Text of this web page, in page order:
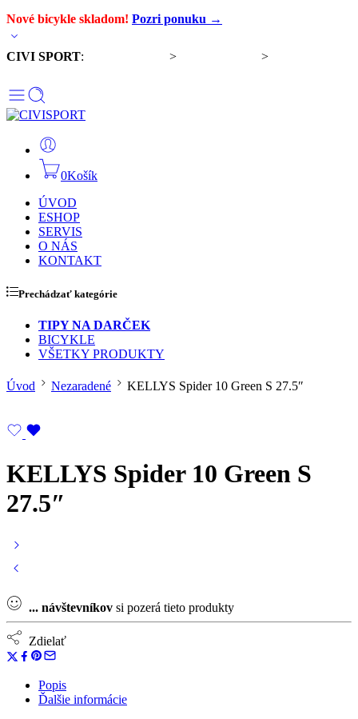
Nové bicykle skladom! Pozri ponuku →
CIVI SPORT: > >
0Košík
ÚVOD
ESHOP
SERVIS
O NÁS
KONTAKT
Prechádzať kategórie
TIPY NA DARČEK
BICYKLE
VŠETKY PRODUKTY
Úvod Nezaradené KELLYS Spider 10 Green S 27.5″
KELLYS Spider 10 Green S
27.5″
... návštevníkov si pozerá tieto produkty
Zdielať
Popis
Ďalšie informácie